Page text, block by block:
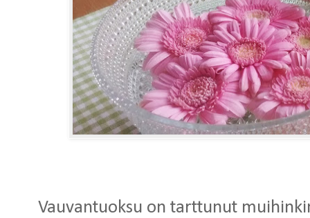
Vauvantuoksu on tarttunut